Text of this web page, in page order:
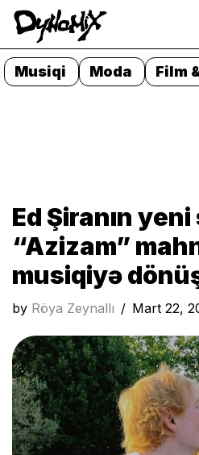
Skip
to
content
Musiqi Moda Film
Ed Şiranın yeni
“Azizam”
musiqiyə
by Röya Zeynallı Mart 22,